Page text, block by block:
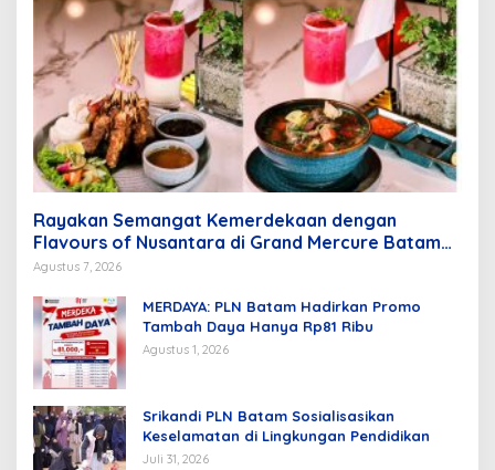
Rayakan Semangat Kemerdekaan dengan
Flavours of Nusantara di Grand Mercure Batam
Centre
Agustus 7, 2026
MERDAYA: PLN Batam Hadirkan Promo
Tambah Daya Hanya Rp81 Ribu
Agustus 1, 2026
Srikandi PLN Batam Sosialisasikan
Keselamatan di Lingkungan Pendidikan
Juli 31, 2026